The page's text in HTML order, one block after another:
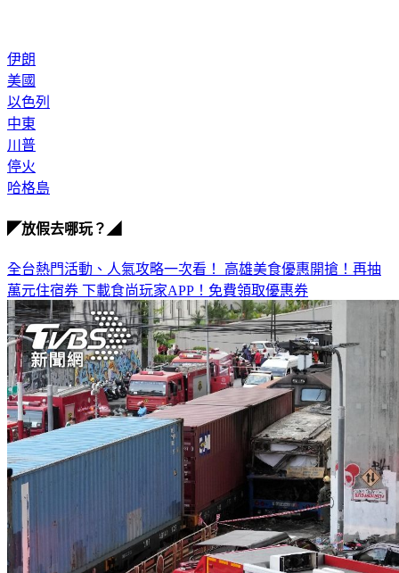
伊朗
美國
以色列
中東
川普
停火
全台熱門活動、人氣攻略一次看！高雄美食優惠開搶！再抽
萬元住宿券下載食尚玩家APP！免費領取優惠券